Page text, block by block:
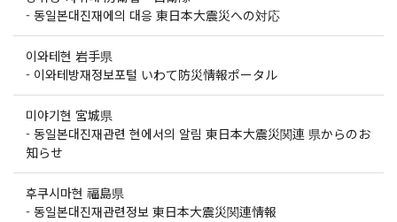
- 동일본대진재에의 대응 東日本大震災への対応
이와테현 岩手県
- 이와테방재정보포털 いわて防災情報ポータル
미야기현 宮城県
- 동일본대진재관련 현에서의 알림 東日本大震災関連 県からのお
知らせ
후쿠시마현 福島県
- 동일본대진재관련정보 東日本大震災関連情報